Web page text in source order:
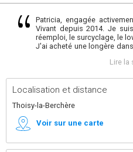
Patricia, engagée
Vivant depuis 2014. Je
réemploi, le surcyclage, le
J'ai acheté une longère
de partage et de
vers l' autoproduction
maîtrise du gaspillage des
collectifs.
Lire la
Localisation et distance
Thoisy-la-Berchère
Voir sur une carte